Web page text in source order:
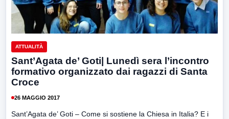
ATTUALITÀ
Sant’Agata de’ Goti| Lunedì sera l’incontro
formativo organizzato dai ragazzi di Santa
Croce
26 MAGGIO 2017
Sant’Agata de’ Goti – Come si sostiene la Chiesa in Italia? E i